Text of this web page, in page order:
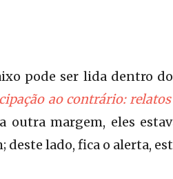
pode ser lida dentro
ao contrário:
margem, eles
deste lado, fica o alerta,